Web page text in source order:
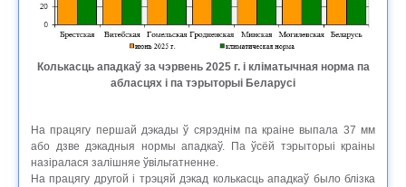
Колькасць ападкаў за чэрвень 2025 г. і кліматычная норма па
абласцях і па тэрыторыі Беларусі
На працягу першай дэкады ў сярэднім па краіне выпала 37 мм
або дзве дэкадныя нормы ападкаў. Па ўсёй тэрыторыі краіны
назіралася залішняе ўвільгатненне.
На працягу другой і трэцяй дэкад колькасць ападкаў было блізка